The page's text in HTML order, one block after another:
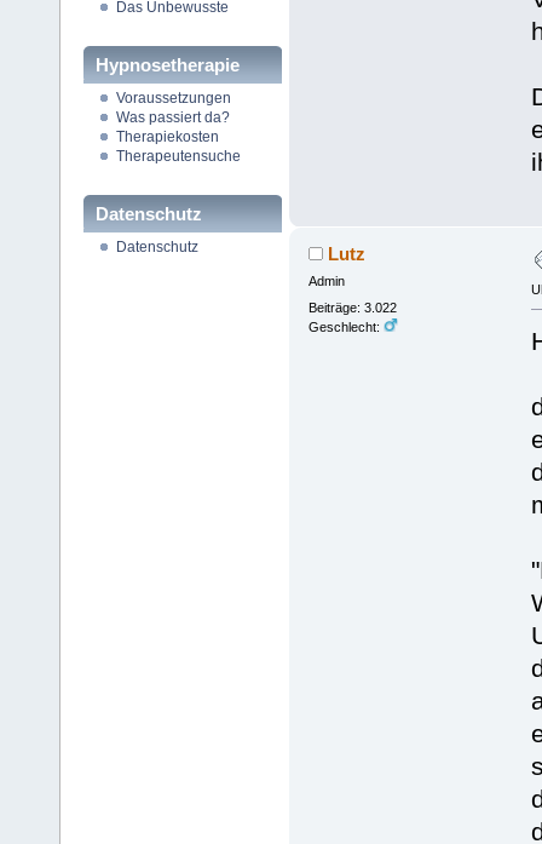
Das Unbewusste
Hypnosetherapie
Voraussetzungen
Was passiert da?
Therapiekosten
Therapeutensuche
Datenschutz
Datenschutz Lutz
Admin
Beiträge: 3.022
Geschlecht: